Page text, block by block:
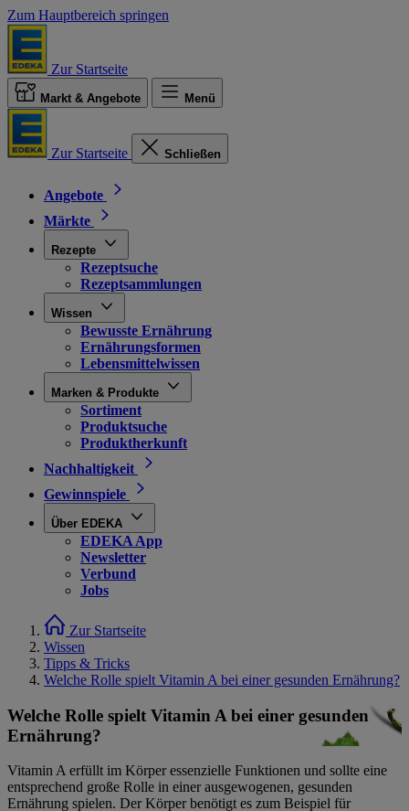
Zum Hauptbereich springen
Zur Startseite
Markt & Angebote Menü
Zur Startseite Schließen
Angebote
Märkte
Rezepte
Rezeptsuche
Rezeptsammlungen
Wissen
Bewusste Ernährung
Ernährungsformen
Lebensmittelwissen
Marken & Produkte
Sortiment
Produktsuche
Produktherkunft
Nachhaltigkeit
Gewinnspiele
Über EDEKA
EDEKA App
Newsletter
Verbund
Jobs
Zur Startseite
Wissen
Tipps & Tricks
Welche Rolle spielt Vitamin A bei einer gesunden Ernährung?
Welche Rolle spielt Vitamin A bei einer gesunden
Ernährung?
Vitamin A erfüllt im Körper essenzielle Funktionen und sollte eine
entsprechend große Rolle in einer ausgewogenen, gesunden
Ernährung spielen. Der Körper benötigt es zum Beispiel für